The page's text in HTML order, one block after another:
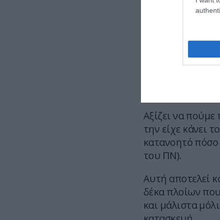
ναυπηγεία
πλειοδοτικό
Η FMM υπέβαλε
Πολεμικό
πρωτοποριακό,
Αξίζει να
την είχε κάνει
κατανοητό πόσο
του ΠΝ).
Αυτή αποτελεί
δέκα πλοίων
και μάλιστα